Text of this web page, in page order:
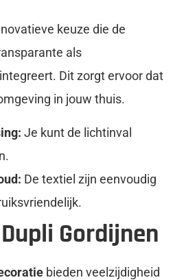
keuze die de
als
Dit zorgt ervoor dat
in jouw thuis.
Je kunt de lichtinval
De textiel zijn eenvoudig
Gordijnen
bieden veelzijdigheid